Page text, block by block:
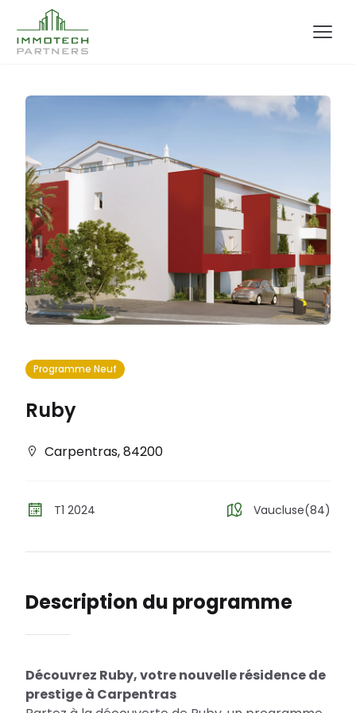
Programme Neuf
Ruby
Carpentras,84200
T1 2024 Vaucluse(84)
Description du programme
Découvrez Ruby, votre nouvelle résidence de
prestige à Carpentras